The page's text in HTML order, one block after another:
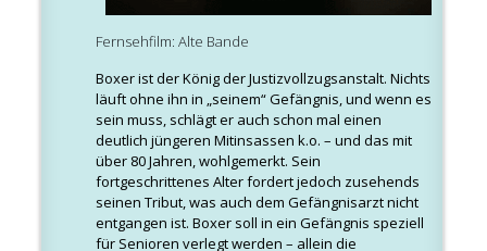
Fernsehfilm: Alte Bande
Boxer ist der König der Justizvollzugsanstalt. Nichts
läuft ohne ihn in „seinem“ Gefängnis, und wenn es
sein muss, schlägt er auch schon mal einen
deutlich jüngeren Mitinsassen k.o. – und das mit
über 80 Jahren, wohlgemerkt. Sein
fortgeschrittenes Alter fordert jedoch zusehends
seinen Tribut, was auch dem Gefängnisarzt nicht
entgangen ist. Boxer soll in ein Gefängnis speziell
für Senioren verlegt werden – allein die